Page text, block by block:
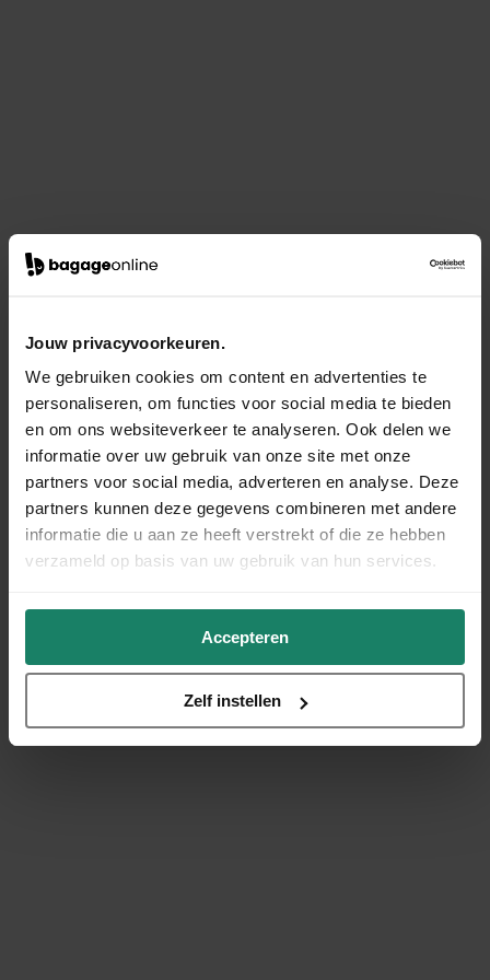
Jouw privacyvoorkeuren.
We gebruiken cookies om content en advertenties te
personaliseren, om functies voor social media te bieden
en om ons websiteverkeer te analyseren. Ook delen we
informatie over uw gebruik van onze site met onze
partners voor social media, adverteren en analyse. Deze
partners kunnen deze gegevens combineren met andere
informatie die u aan ze heeft verstrekt of die ze hebben
verzameld op basis van uw gebruik van hun services.
Accepteren
Zelf instellen